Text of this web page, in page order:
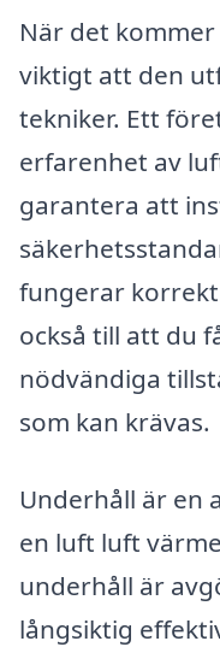
När det
viktigt att den
tekniker. Ett
erfarenhet av
garantera att
fungerar
också till att du
nödvändiga
som kan krävas.
Underhåll är en
en luft luft
underhåll är
långsiktig